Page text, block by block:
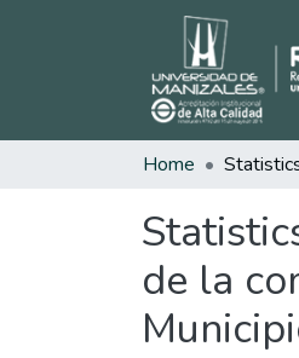
Home
de la